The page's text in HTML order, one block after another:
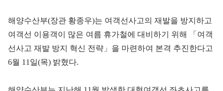
해양수산부(장관 황종우)는 여객선사고의 재발을 방지하고
여객선 이용객이 많은 여름 휴가철에 대비하기 위해
「 여객
선사고 재발 방지 혁신 전략 」 을 마련하여 본격 추진한다고
6월 11일(목) 밝혔다.